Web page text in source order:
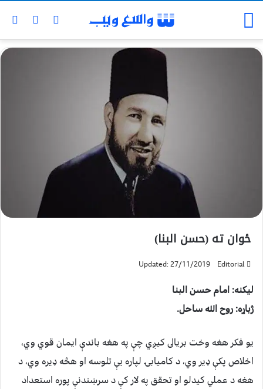
ځوان ته (حسن البنا)
Editorial
Updated: 27/11/2019
ليكنه: امام حسن البنا
ژباړه: روح الله ساحل.
یو فکر هغه وخت بريالى كيږي چې په هغه باندې ایمان قوي وي،
اخلاص پکې ډیر وي، د کامیابۍ لپاره یې تلوسه او هڅه ډیره وي، د
هغه د عملي کیدلو او تحقق په لار کې د سرښندنې پوره استعداد